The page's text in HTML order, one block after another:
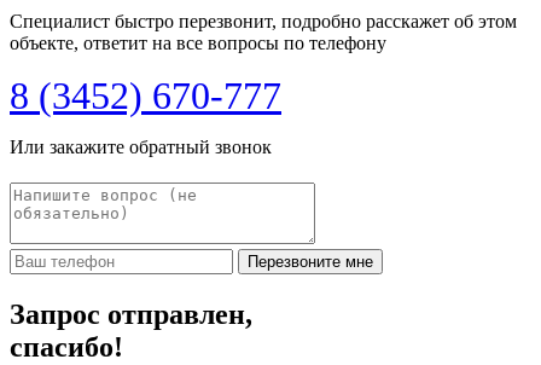
Специалист быстро перезвонит, подробно расскажет об этом
объекте, ответит на все вопросы по телефону
8 (3452) 670-777
Или закажите обратный звонок
Перезвоните мне
Запрос отправлен,
спасибо!